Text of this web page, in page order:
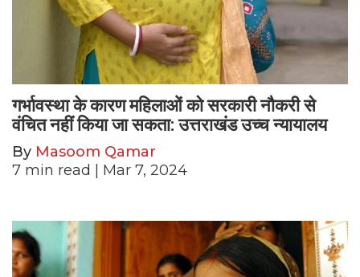
गर्भावस्था के कारण महिलाओं को सरकारी नौकरी से
वंचित नहीं किया जा सकता: उत्तराखंड उच्च न्यायालय
By Masoom Qamar
7 min read | Mar 7, 2024